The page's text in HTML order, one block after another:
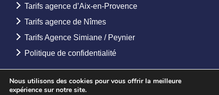
Tarifs agence d’Aix-en-Provence
Tarifs agence de Nîmes
Tarifs Agence Simiane / Peynier
Politique de confidentialité
Nous utilisons des cookies pour vous offrir la meilleure
expérience sur notre site.